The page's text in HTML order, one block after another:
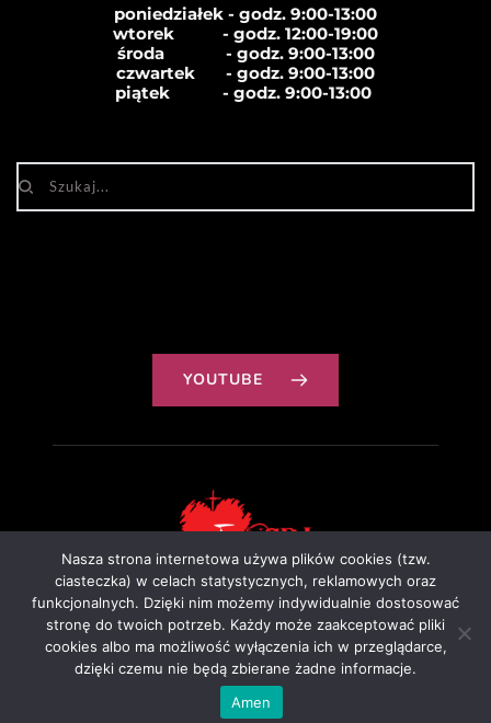
poniedziałek - godz. 9:00-13:00
wtorek           - godz. 12:00-19:00
środa              - godz. 9:00-13:00
czwartek       - godz. 9:00-13:00
piątek            - godz. 9:00-13:00
YOUTUBE
Projekt: Ewa Szałkowska
Nasza strona internetowa używa plików cookies (tzw.
ciasteczka) w celach statystycznych, reklamowych oraz
funkcjonalnych. Dzięki nim możemy indywidualnie dostosować
stronę do twoich potrzeb. Każdy może zaakceptować pliki
cookies albo ma możliwość wyłączenia ich w przeglądarce,
dzięki czemu nie będą zbierane żadne informacje.
Amen